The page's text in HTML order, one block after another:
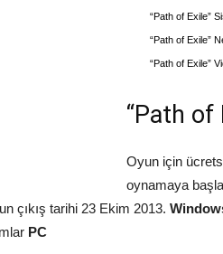
“Path of Exile”
“Path of Exile”
“Path of Exile”
“Path of
Oyun için
oynamaya
çıkış tarihi 23 Ekim 2013.
PC